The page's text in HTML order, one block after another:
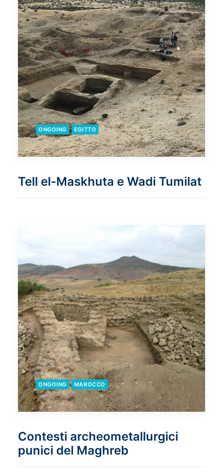
ONGOING EGITTO
Tell el-Maskhuta e Wadi Tumilat
ONGOING MAROCCO
Contesti archeometallurgici
punici del Maghreb